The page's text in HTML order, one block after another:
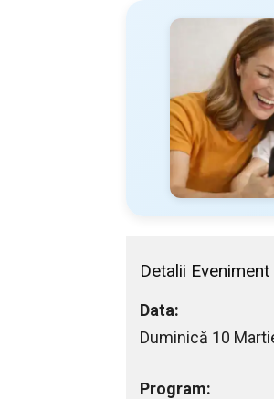
Detalii Eveniment
Data:
Duminică 10
Program: